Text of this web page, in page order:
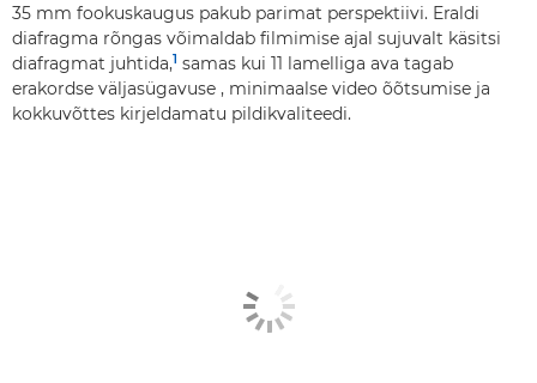
35 mm fookuskaugus pakub parimat perspektiivi. Eraldi
diafragma rõngas võimaldab filmimise ajal sujuvalt käsitsi
diafragmat juhtida,1 samas kui 11 lamelliga ava tagab
erakordse väljasügavuse , minimaalse video õõtsumise ja
kokkuvõttes kirjeldamatu pildikvaliteedi.